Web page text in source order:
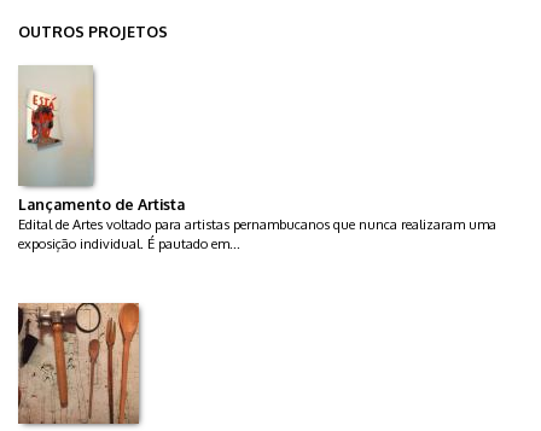
OUTROS PROJETOS
Lançamento de Artista
Edital de Artes voltado para artistas pernambucanos que nunca realizaram uma
exposição individual. É pautado em...